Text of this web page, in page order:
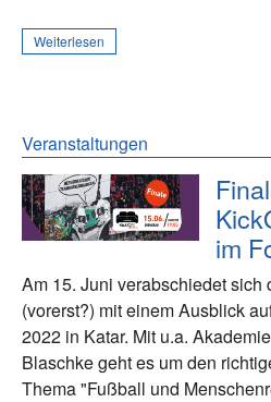
Weiterlesen
Veranstaltungen
im
Am 15. Juni verabschiedet
(vorerst?) mit einem Ausblick
2022 in Katar. Mit u.a.
Blaschke geht es um den
Thema "Fußball und